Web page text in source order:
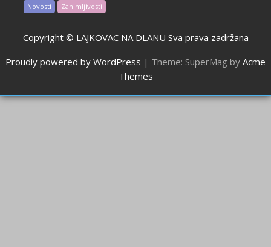
Novosti Zanimljivosti
Copyright © LAJKOVAC NA DLANU Sva prava zadržana
Proudly powered by WordPress | Theme: SuperMag by Acme
Themes